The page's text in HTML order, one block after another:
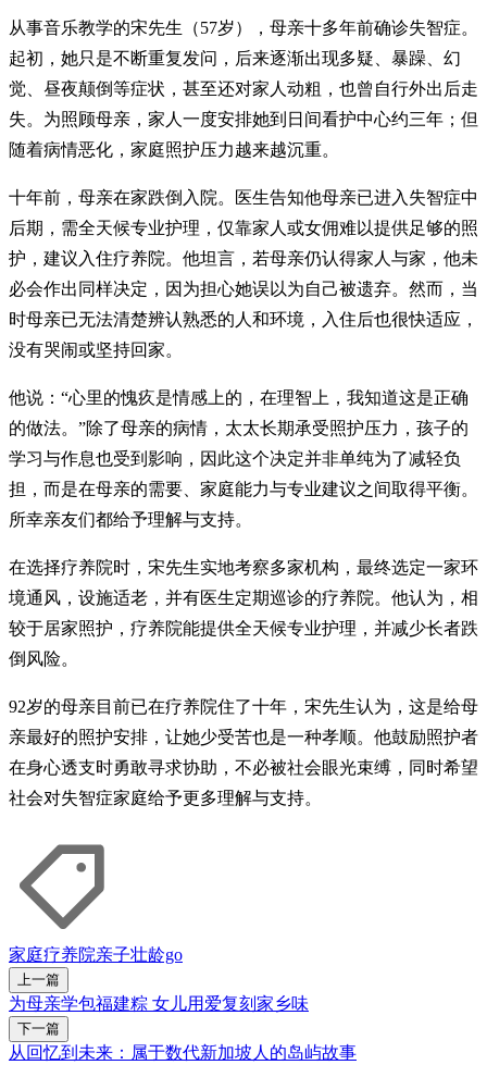
从事音乐教学的宋先生（57岁），母亲十多年前确诊失智症。
起初，她只是不断重复发问，后来逐渐出现多疑、暴躁、幻
觉、昼夜颠倒等症状，甚至还对家人动粗，也曾自行外出后走
失。为照顾母亲，家人一度安排她到日间看护中心约三年；但
随着病情恶化，家庭照护压力越来越沉重。
十年前，母亲在家跌倒入院。医生告知他母亲已进入失智症中
后期，需全天候专业护理，仅靠家人或女佣难以提供足够的照
护，建议入住疗养院。他坦言，若母亲仍认得家人与家，他未
必会作出同样决定，因为担心她误以为自己被遗弃。然而，当
时母亲已无法清楚辨认熟悉的人和环境，入住后也很快适应，
没有哭闹或坚持回家。
他说：“心里的愧疚是情感上的，在理智上，我知道这是正确
的做法。”除了母亲的病情，太太长期承受照护压力，孩子的
学习与作息也受到影响，因此这个决定并非单纯为了减轻负
担，而是在母亲的需要、家庭能力与专业建议之间取得平衡。
所幸亲友们都给予理解与支持。
在选择疗养院时，宋先生实地考察多家机构，最终选定一家环
境通风，设施适老，并有医生定期巡诊的疗养院。他认为，相
较于居家照护，疗养院能提供全天候专业护理，并减少长者跌
倒风险。
92岁的母亲目前已在疗养院住了十年，宋先生认为，这是给母
亲最好的照护安排，让她少受苦也是一种孝顺。他鼓励照护者
在身心透支时勇敢寻求协助，不必被社会眼光束缚，同时希望
社会对失智症家庭给予更多理解与支持。
家庭疗养院亲子壮龄go
上一篇
为母亲学包福建粽 女儿用爱复刻家乡味
下一篇
从回忆到未来：属于数代新加坡人的岛屿故事